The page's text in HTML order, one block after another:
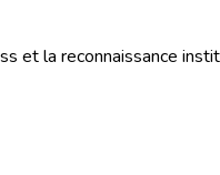
et la reconnaissance